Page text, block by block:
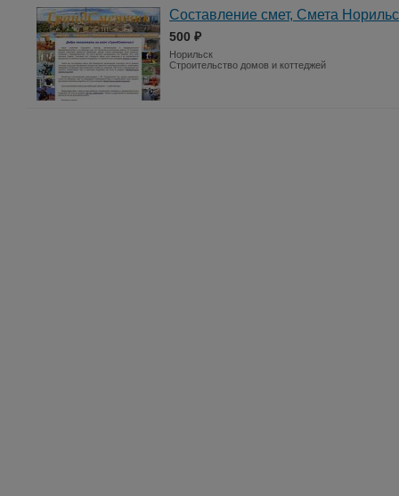
Составление смет, Смета
500 ₽
Норильск
Строительство домов и коттеджей